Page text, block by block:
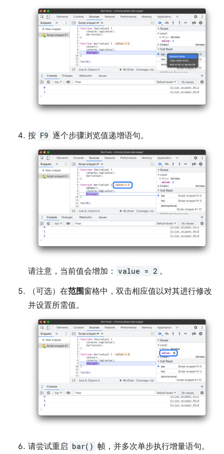
按 F9 逐个步骤浏览值递增语句。
请注意，当前值会增加： value = 2 。
（可选）在范围窗格中，双击相应值以对其进行修改
并设置所需值。
请尝试重启 bar() 帧，并多次单步执行增量语句。